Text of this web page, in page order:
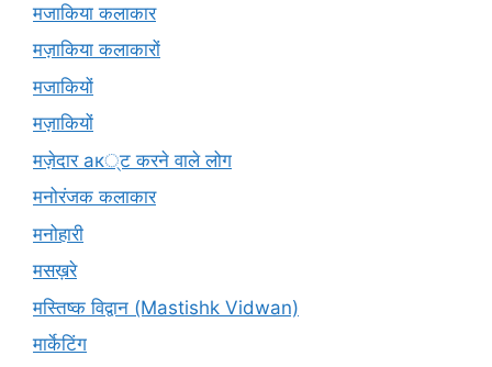
मजाकिया कलाकार
मज़ाकिया कलाकारों
मजाकियों
मज़ाकियों
मज़ेदार ак्ट करने वाले लोग
मनोरंजक कलाकार
मनोहारी
मसख़रे
मस्तिष्क विद्वान (Mastishk Vidwan)
मार्केटिंग